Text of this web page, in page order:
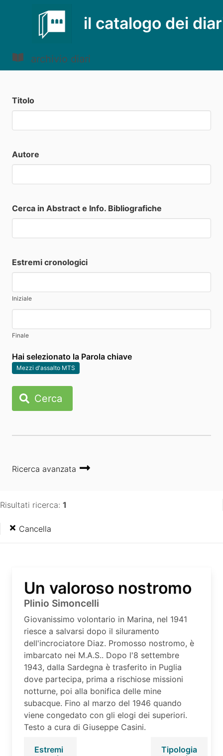
il catalogo dei
archivio diari
Titolo
Autore
Cerca in Abstract e Info. Bibliografiche
Estremi cronologici
Iniziale
Finale
Hai selezionato la Parola chiave
Mezzi d'assalto MTS
Cerca
Ricerca avanzata
Risultati ricerca: 1
Cancella
Un valoroso nostromo
Plinio Simoncelli
Giovanissimo volontario in Marina, nel 1941
riesce a salvarsi dopo il siluramento
dell'incrociatore Diaz. Promosso nostromo, è
imbarcato nei M.A.S.. Dopo l'8 settembre
1943, dalla Sardegna è trasferito in Puglia
dove partecipa, prima a rischiose missioni
notturne, poi alla bonifica delle mine
subacque. Fino al marzo del 1946 quando
viene congedato con gli elogi dei superiori.
Testo a cura di Giuseppe Casini.
Estremi
Tipologia